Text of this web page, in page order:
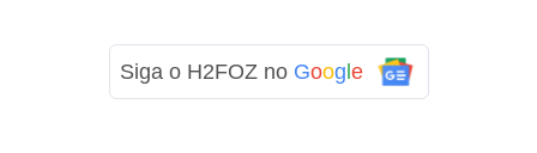
Siga o H2FOZ no Goog e